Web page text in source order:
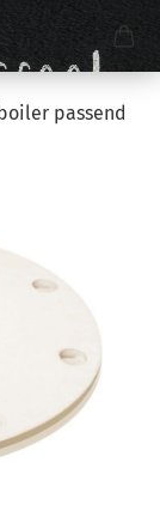
passend